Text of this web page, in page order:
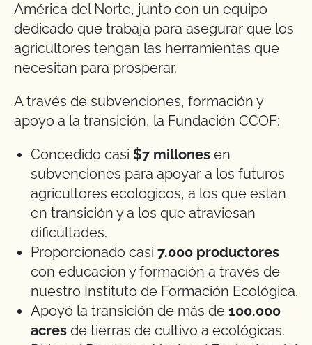
América del Norte, junto con un equipo
dedicado que trabaja para asegurar que los
agricultores tengan las herramientas que
necesitan para prosperar.
A través de subvenciones, formación y
apoyo a la transición, la Fundación CCOF:
Concedido casi $7 millones en
subvenciones para apoyar a los futuros
agricultores ecológicos, a los que están
en transición y a los que atraviesan
dificultades.
Proporcionado casi 7.000 productores
con educación y formación a través de
nuestro Instituto de Formación Ecológica.
Apoyó la transición de más de 100.000
acres de tierras de cultivo a ecológicas.